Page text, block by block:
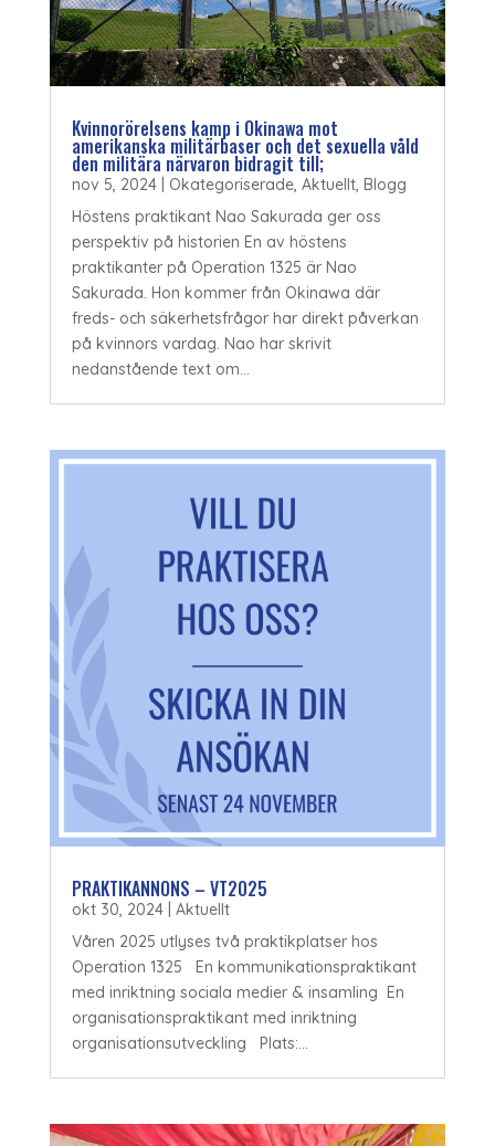
Kvinnorörelsens kamp i Okinawa mot
amerikanska militärbaser och det sexuella våld
den militära närvaron bidragit till;
nov 5, 2024| Okategoriserade, Aktuellt, Blogg
Höstens praktikant Nao Sakurada ger oss
perspektiv på historien En av höstens
praktikanter på Operation 1325 är Nao
Sakurada. Hon kommer från Okinawa där
freds- och säkerhetsfrågor har direkt påverkan
på kvinnors vardag. Nao har skrivit
nedanstående text om...
PRAKTIKANNONS – VT2025
okt 30, 2024| Aktuellt
Våren 2025 utlyses två praktikplatser hos
Operation 1325 En kommunikationspraktikant
med inriktning sociala medier & insamling En
organisationspraktikant med inriktning
organisationsutveckling Plats:...